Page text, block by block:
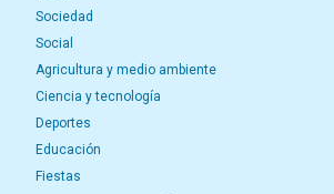
Sociedad
Social
Agricultura y medio ambiente
Ciencia y tecnología
Deportes
Educación
Fiestas